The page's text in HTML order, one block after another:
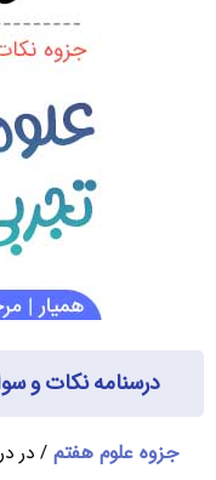
درسنامه نکات و
جزوه علوم هفتم / در